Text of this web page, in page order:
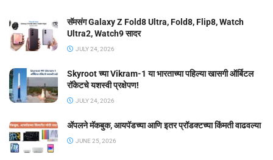
सॅमसंग Galaxy Z Fold8 Ultra, Fold8, Flip8, Watch
Ultra2, Watch9 सादर
JULY 24, 2026
Skyroot च्या Vikram-1 या भारताच्या पहिल्या खासगी ऑर्बिटल
रॉकेटचे यशस्वी प्रक्षेपण!
JULY 24, 2026
ॲपलने मॅकबुक, आयपॅडच्या आणि इतर प्रॉडक्टच्या किंमती वाढवल्या
JUNE 25, 2026